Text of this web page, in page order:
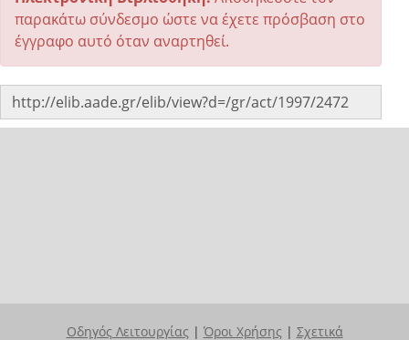
παρακάτω σύνδεσμο ώστε να έχετε πρόσβαση στο
έγγραφο αυτό όταν αναρτηθεί.
Οδηγός Λειτουργίας | Όροι Χρήσης | Σχετικά